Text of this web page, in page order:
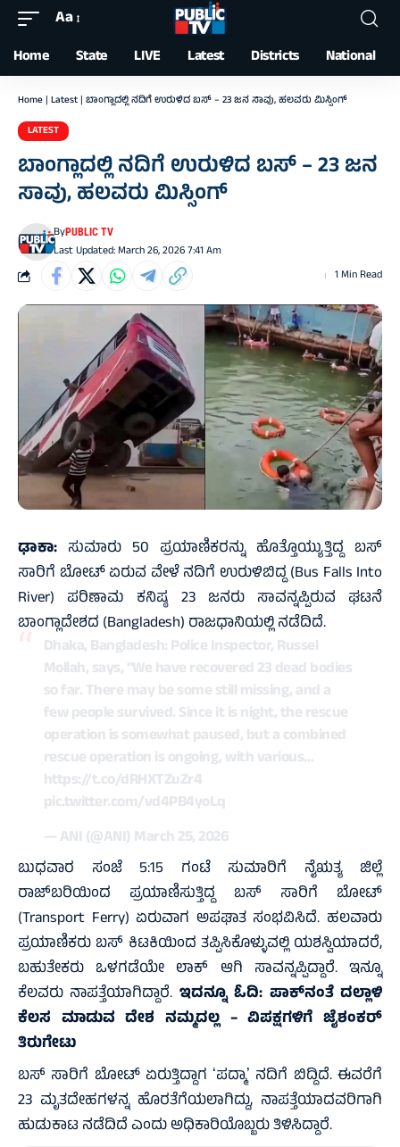
Font
Resizer
Aa
Home State LIVE Latest Districts National
Home | Latest | ಬಾಂಗ್ಲಾದಲ್ಲಿ ನದಿಗೆ ಉರುಳಿದ ಬಸ್‌ – 23 ಜನ ಸಾವು, ಹಲವರು ಮಿಸ್ಸಿಂಗ್‌
LATEST
ಬಾಂಗ್ಲಾದಲ್ಲಿ ನದಿಗೆ ಉರುಳಿದ ಬಸ್‌ – 23 ಜನ
ಸಾವು, ಹಲವರು ಮಿಸ್ಸಿಂಗ್‌
Last Updated: March 26, 2026 7:41 Am
ByPUBLIC TV
1 Min Read
ಢಾಕಾ: ಸುಮಾರು 50 ಪ್ರಯಾಣಿಕರನ್ನು ಹೊತ್ತೊಯ್ಯುತ್ತಿದ್ದ ಬಸ್
ಸಾರಿಗೆ ಬೋಟ್‌ ಏರುವ ವೇಳೆ ನದಿಗೆ ಉರುಳಿಬಿದ್ದ (Bus Falls Into
River) ಪರಿಣಾಮ ಕನಿಷ್ಠ 23 ಜನರು ಸಾವನ್ನಪ್ಪಿರುವ ಘಟನೆ
ಬಾಂಗ್ಲಾದೇಶದ (Bangladesh) ರಾಜಧಾನಿಯಲ್ಲಿ ನಡೆದಿದೆ.
Dhaka, Bangladesh: Police Inspector, Russel
Mollah, says, “We have recovered 23 dead bodies
so far. There may be some still missing, and a
few people survived. Since it is night, the rescue
operation is somewhat paused, but a combined
rescue operation is ongoing, with various…
https://t.co/dRHXTZuZr4
pic.twitter.com/vd4PB4yoLq
— ANI (@ANI) March 25, 2026
ಬುಧವಾರ ಸಂಜೆ 5:15 ಗಂಟೆ ಸುಮಾರಿಗೆ ನೈಋತ್ಯ ಜಿಲ್ಲೆ
ರಾಜ್‌ಬರಿಯಿಂದ ಪ್ರಯಾಣಿಸುತ್ತಿದ್ದ ಬಸ್ ಸಾರಿಗೆ ಬೋಟ್‌
(Transport Ferry) ಏರುವಾಗ ಅಪಘಾತ ಸಂಭವಿಸಿದೆ. ಹಲವಾರು
ಪ್ರಯಾಣಿಕರು ಬಸ್‌ ಕಿಟಕಿಯಿಂದ ತಪ್ಪಿಸಿಕೊಳ್ಳುವಲ್ಲಿ ಯಶಸ್ವಿಯಾದರೆ,
ಬಹುತೇಕರು ಒಳಗಡೆಯೇ ಲಾಕ್‌ ಆಗಿ ಸಾವನ್ನಪ್ಪಿದ್ದಾರೆ. ಇನ್ನೂ
ಕೆಲವರು ನಾಪತ್ತೆಯಾಗಿದ್ದಾರೆ. ಇದನ್ನೂ ಓದಿ: ಪಾಕ್‌ನಂತೆ ದಲ್ಲಾಳಿ
ಕೆಲಸ ಮಾಡುವ ದೇಶ ನಮ್ಮದಲ್ಲ – ವಿಪಕ್ಷಗಳಿಗೆ ಜೈಶಂಕ‌ರ್
ತಿರುಗೇಟು
ಬಸ್‌ ಸಾರಿಗೆ ಬೋಟ್‌ ಏರುತ್ತಿದ್ದಾಗ ʻಪದ್ಮಾʼ ನದಿಗೆ ಬಿದ್ದಿದೆ. ಈವರೆಗೆ
23 ಮೃತದೇಹಗಳನ್ನ ಹೊರತೆಗೆಯಲಾಗಿದ್ದು, ನಾಪತ್ತೆಯಾದವರಿಗಾಗಿ
ಹುಡುಕಾಟ ನಡೆದಿದೆ ಎಂದು ಅಧಿಕಾರಿಯೊಬ್ಬರು ತಿಳಿಸಿದ್ದಾರೆ.